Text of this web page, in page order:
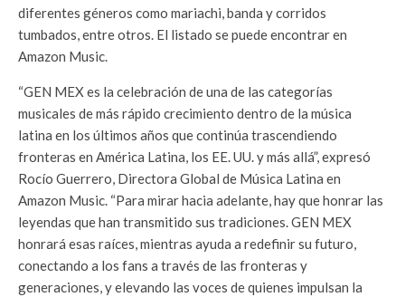
diferentes géneros como mariachi, banda y corridos
tumbados, entre otros. El listado se puede encontrar en
Amazon Music.
“GEN MEX es la celebración de una de las categorías
musicales de más rápido crecimiento dentro de la música
latina en los últimos años que continúa trascendiendo
fronteras en América Latina, los EE. UU. y más allá”, expresó
Rocío Guerrero, Directora Global de Música Latina en
Amazon Music. “Para mirar hacia adelante, hay que honrar las
leyendas que han transmitido sus tradiciones. GEN MEX
honrará esas raíces, mientras ayuda a redefinir su futuro,
conectando a los fans a través de las fronteras y
generaciones, y elevando las voces de quienes impulsan la